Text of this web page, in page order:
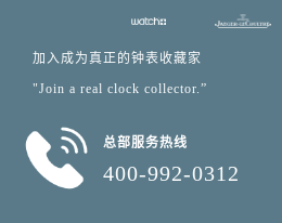
加入成为真正的钟表收藏家
"Join a real clock collector.”
总部服务热线
400-992-0312